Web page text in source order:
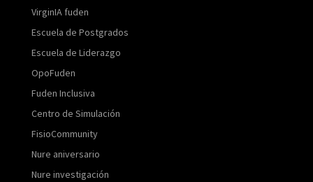
VirginIA fuden
Escuela de Postgrados
Escuela de Liderazgo
OpoFuden
Fuden Inclusiva
Centro de Simulación
FisioCommunity
Nure aniversario
Nure investigación